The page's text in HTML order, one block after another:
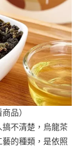
品）
不清楚，烏龍茶
的種類，是依照